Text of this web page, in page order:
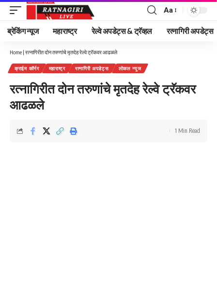
Font
Resizer
Aa
ब्रेकिंग न्यूज महाराष्ट्र रेल्वे अपडेट्स & ट्रॅव्हल रत्नागिरी अपडेट्स
Home | रत्नागिरीत दोन तरुणांचे मृतदेह रेल्वे ट्रॅकवर आढळले
क्राईम कॉर्नर महाराष्ट्र रत्नागिरी अपडेट्स लोकल न्यूज
रत्नागिरीत दोन तरुणांचे मृतदेह रेल्वे ट्रॅकवर
आढळले
1 Min Read